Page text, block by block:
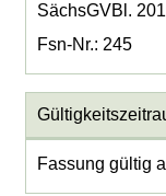
SächsGVBl.
Fsn-Nr.: 245
Fassung gültig